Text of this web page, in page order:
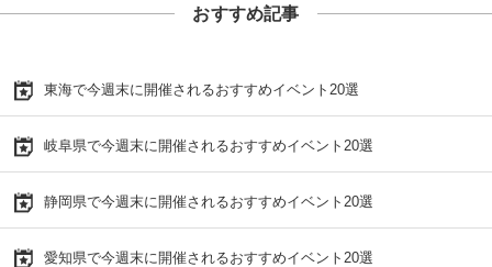
おすすめ記事
東海で今週末に開催されるおすすめイベント20選
岐阜県で今週末に開催されるおすすめイベント20選
静岡県で今週末に開催されるおすすめイベント20選
愛知県で今週末に開催されるおすすめイベント20選